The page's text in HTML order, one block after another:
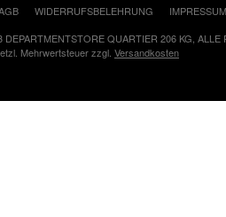
WIDERRUFSBELEHRUNG
IMPRESSUM
QUARTIER 206 KG, ALLE
Mehrwertsteuer zzgl. Versandkosten